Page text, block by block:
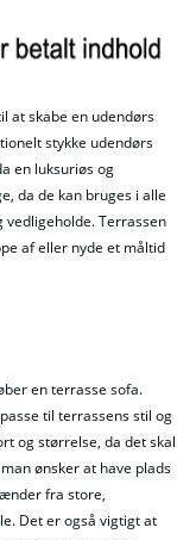
at skabe en udendørs
stykke udendørs
en luksuriøs og
da de kan bruges i alle
vedligeholde. Terrassen
af eller nyde et måltid
en terrasse sofa.
til terrassens stil og
og størrelse, da det skal
ønsker at have plads
fra store,
Det er også vigtigt at